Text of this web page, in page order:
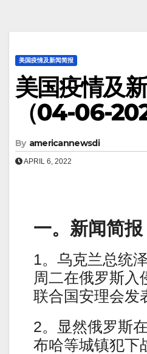
美国疫情及新闻简报
美国疫情及
（04-06-
By americannewsdi
APRIL 6, 2022
一。新闻简报
1。乌克兰总统
周二在俄罗斯入
联合国安理会发
2。显然俄罗斯
布哈等城镇犯下